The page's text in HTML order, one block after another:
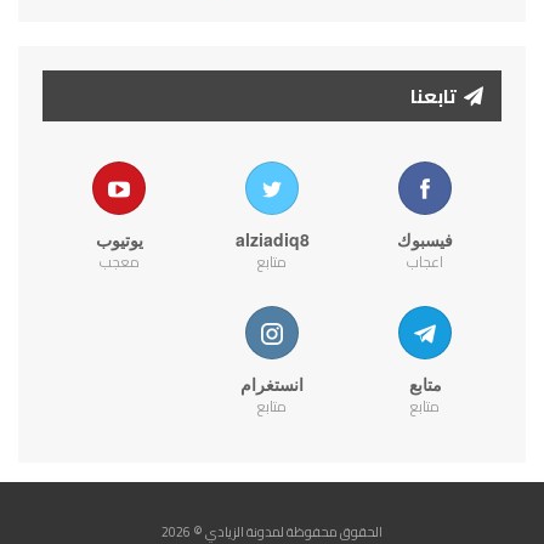
تابعنا
فيسبوك
اعجاب
alziadiq8
متابع
يوتيوب
معجب
متابع
متابع
انستغرام
متابع
الحقوق محفوظة لمدونة الزيادي © 2026